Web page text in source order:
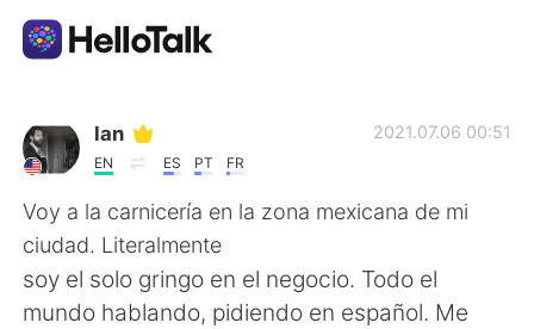
Français
Ian
EN ES PT FR
2021.07.06 00:51
Voy a la carnicería en la zona mexicana de mi
ciudad. Literalmente
soy el solo gringo en el negocio. Todo el
mundo hablando, pidiendo en español. Me